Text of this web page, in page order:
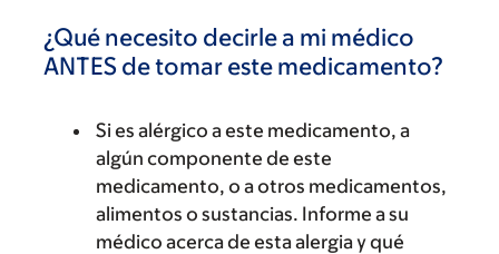
¿Qué necesito decirle a mi médico
ANTES de tomar este medicamento?
Si es alérgico a este medicamento, a
algún componente de este
medicamento, o a otros medicamentos,
alimentos o sustancias. Informe a su
médico acerca de esta alergia y qué